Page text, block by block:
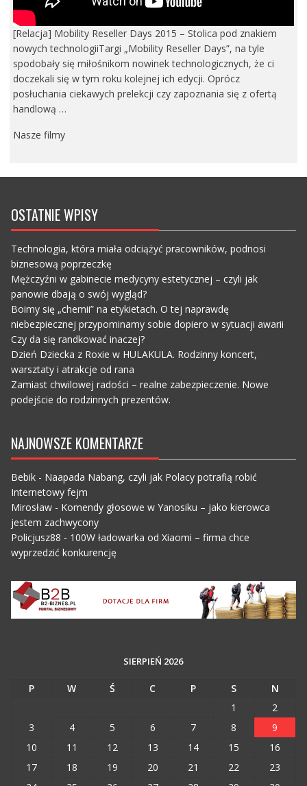
[Relacja] Mobility Reseller Days 2015 – Stolica pod znakiem
nowych technologiiTargi „Mobility Reseller Days”, na tyle
spodobały się miłośnikom nowinek technologicznych, że ci
doczekali się w tym roku kolejnej ich edycji. Oprócz
posłuchania ciekawych prelekcji czy zapoznania się z ofertą
handlową …
Nasze filmy
OSTATNIE WPISY
Technologia, która miała odciążyć pracowników, podnosi
biznesową poprzeczkę
Mężczyźni w gabinecie medycyny estetycznej – czyli jak
panowie dbają o swój wygląd?
Boimy się „chemii” na etykietach. O tej naprawdę
niebezpiecznej przypominamy sobie dopiero w sytuacji awarii
Czy da się randkować inaczej?
Dzień Dziecka z Roxie w HULAKULA. Rodzinny koncert,
warsztaty i atrakcje od rana
Zamiast chwilowej radości – realne zabezpieczenie. Nowe
podejście do rodzinnych prezentów.
NAJNOWSZE KOMENTARZE
Bebik- Naapada Nabang, czyli jak Polacy potrafią robić
Internetowy fejm
Mirosław- Komendy głosowe w Yanosiku – jako kierowca
jestem zachwycony
Policjusz88 - 100W ładowarka od Xiaomi – firma chce
wyprzedzić konkurencję
SIERPIEŃ 2026
P W Ś C P S
N
1
2
3
4 5 6 7 8
9
10
11 12 13 14 15
16
17
18 19 20 21 22
23